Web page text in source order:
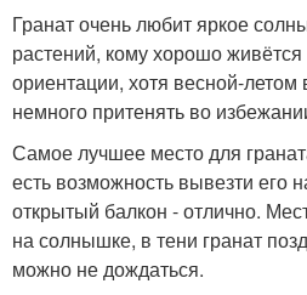
Гранат очень любит яркое
растений, кому хорошо
ориентации, хотя весной-летом
немного притенять во
Самое лучшее место для
есть возможность вывезти его
открытый балкон - отлично.
на солнышке, в тени гранат
можно не дождаться.